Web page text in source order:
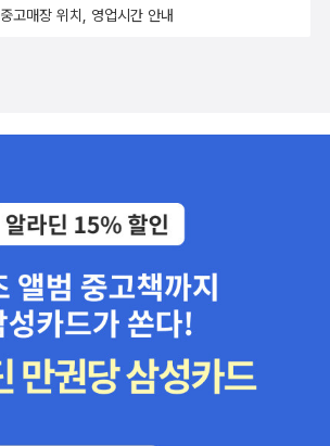
중고매장 위치, 영업시간 안내